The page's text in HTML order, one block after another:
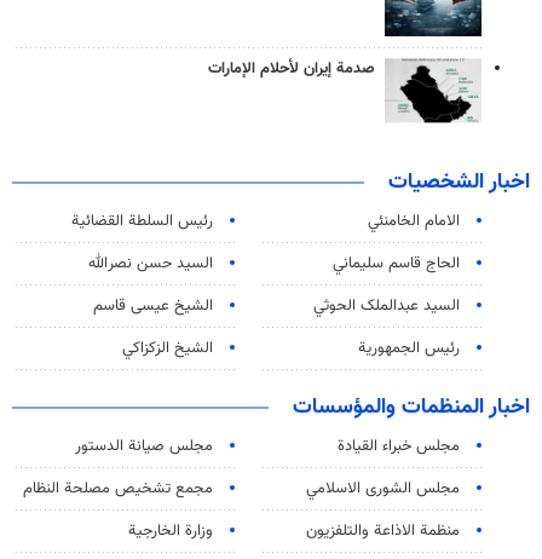
صدمة إيران لأحلام الإمارات
اخبار الشخصيات
الامام الخامنئي
رئیس السلطة القضائیة
الحاج قاسم سليماني
السيد حسن نصرالله
السید عبدالملک الحوثي
الشيخ عيسى قاسم
رئيس الجمهورية
الشيخ الزكزاكي
اخبار المنظمات والمؤسسات
مجلس خبراء القيادة
مجلس صيانة الدستور
مجلس الشورى الاسلامي
مجمع تشخيص مصلحة النظام
منظمة الاذاعة والتلفزیون
وزارة الخارجية